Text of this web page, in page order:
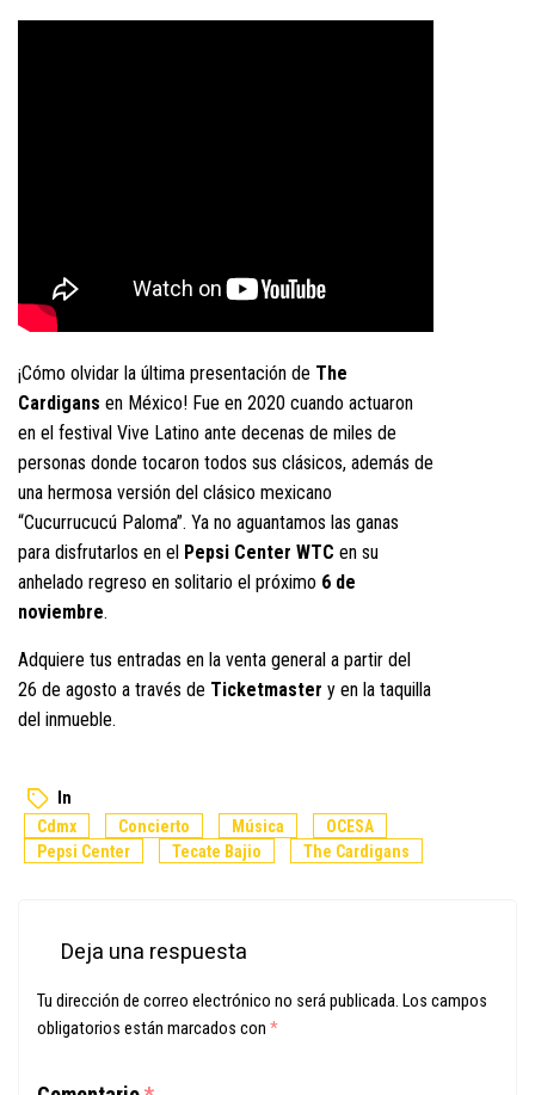
¡Cómo olvidar la última presentación de The
Cardigans en México! Fue en 2020 cuando actuaron
en el festival Vive Latino ante decenas de miles de
personas donde tocaron todos sus clásicos, además de
una hermosa versión del clásico mexicano
“Cucurrucucú Paloma”. Ya no aguantamos las ganas
para disfrutarlos en el Pepsi Center WTC en su
anhelado regreso en solitario el próximo 6 de
noviembre.
Adquiere tus entradas en la venta general a partir del
26 de agosto a través de Ticketmaster y en la taquilla
del inmueble.
In
Cdmx Concierto Música
OCESA
Pepsi Center
Tecate Bajio The Cardigans
Deja una respuesta
Tu dirección de correo electrónico no será publicada. Los campos
obligatorios están marcados con *